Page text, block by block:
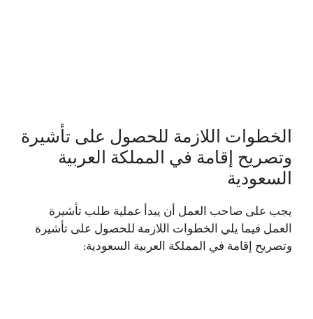
الخطوات اللازمة للحصول على تأشيرة
وتصريح إقامة في المملكة العربية
السعودية
يجب على صاحب العمل أن يبدأ عملية طلب تأشيرة
العمل فيما يلي الخطوات اللازمة للحصول على تأشيرة
وتصريح إقامة في المملكة العربية السعودية: